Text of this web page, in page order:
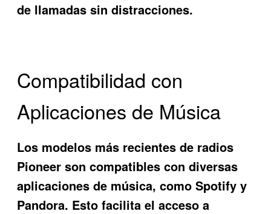
de llamadas sin distracciones.
Compatibilidad con
Aplicaciones de Música
Los modelos más recientes de radios
Pioneer son compatibles con diversas
aplicaciones de música, como Spotify y
Pandora. Esto facilita el acceso a